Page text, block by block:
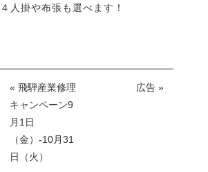
４人掛や布張も選べます！
« 飛騨産業修理
キャンペーン9
月1日
（金）-10月31
日（火）
広告 »